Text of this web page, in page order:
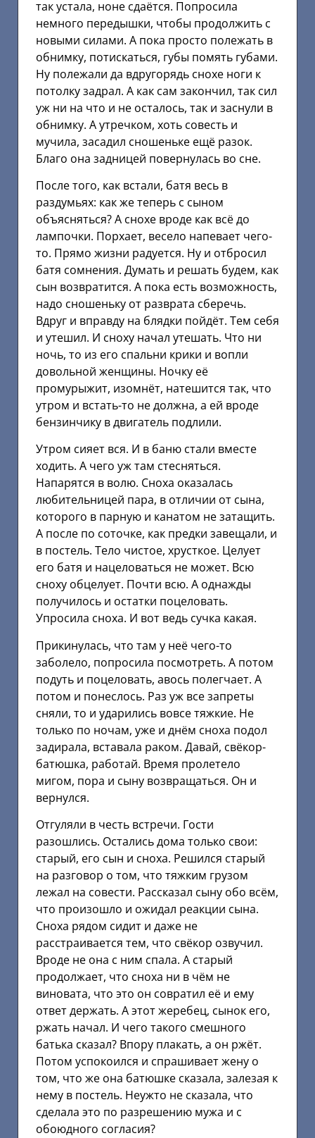
так устала, ноне сдаётся. Попросила
немного передышки, чтобы продолжить с
новыми силами. А пока просто полежать в
обнимку, потискаться, губы помять губами.
Ну полежали да вдругорядь снохе ноги к
потолку задрал. А как сам закончил, так сил
уж ни на что и не осталось, так и заснули в
обнимку. А утречком, хоть совесть и
мучила, засадил сношеньке ещё разок.
Благо она задницей повернулась во сне.
После того, как встали, батя весь в
раздумьях: как же теперь с сыном
объясняться? А снохе вроде как всё до
лампочки. Порхает, весело напевает чего-
то. Прямо жизни радуется. Ну и отбросил
батя сомнения. Думать и решать будем, как
сын возвратится. А пока есть возможность,
надо сношеньку от разврата сберечь.
Вдруг и вправду на блядки пойдёт. Тем себя
и утешил. И сноху начал утешать. Что ни
ночь, то из его спальни крики и вопли
довольной женщины. Ночку её
промурыжит, изомнёт, натешится так, что
утром и встать-то не должна, а ей вроде
бензинчику в двигатель подлили.
Утром сияет вся. И в баню стали вместе
ходить. А чего уж там стесняться.
Напарятся в волю. Сноха оказалась
любительницей пара, в отличии от сына,
которого в парную и канатом не затащить.
А после по соточке, как предки завещали, и
в постель. Тело чистое, хрусткое. Целует
его батя и нацеловаться не может. Всю
сноху обцелует. Почти всю. А однажды
получилось и остатки поцеловать.
Упросила сноха. И вот ведь сучка какая.
Прикинулась, что там у неё чего-то
заболело, попросила посмотреть. А потом
подуть и поцеловать, авось полегчает. А
потом и понеслось. Раз уж все запреты
сняли, то и ударились вовсе тяжкие. Не
только по ночам, уже и днём сноха подол
задирала, вставала раком. Давай, свёкор-
батюшка, работай. Время пролетело
мигом, пора и сыну возвращаться. Он и
вернулся.
Отгуляли в честь встречи. Гости
разошлись. Остались дома только свои:
старый, его сын и сноха. Решился старый
на разговор о том, что тяжким грузом
лежал на совести. Рассказал сыну обо всём,
что произошло и ожидал реакции сына.
Сноха рядом сидит и даже не
расстраивается тем, что свёкор озвучил.
Вроде не она с ним спала. А старый
продолжает, что сноха ни в чём не
виновата, что это он совратил её и ему
ответ держать. А этот жеребец, сынок его,
ржать начал. И чего такого смешного
батька сказал? Впору плакать, а он ржёт.
Потом успокоился и спрашивает жену о
том, что же она батюшке сказала, залезая к
нему в постель. Неужто не сказала, что
сделала это по разрешению мужа и с
обоюдного согласия?